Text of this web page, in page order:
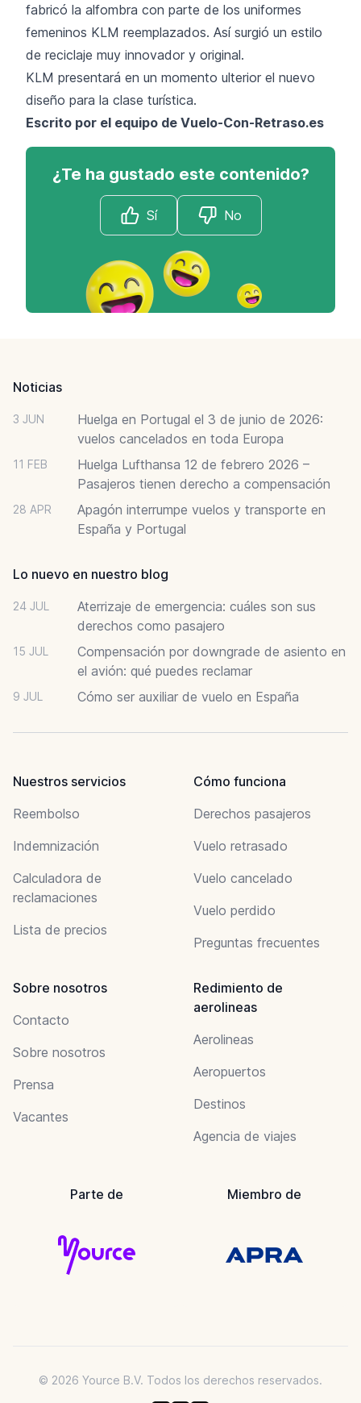
fabricó la alfombra con parte de los uniformes
femeninos KLM reemplazados. Así surgió un estilo
de reciclaje muy innovador y original.
KLM presentará en un momento ulterior el nuevo
diseño para la clase turística.
Escrito por el equipo de Vuelo-Con-Retraso.es
¿Te ha gustado este contenido?
Sí No
Noticias
3 JUN
Huelga en Portugal el 3 de junio de 2026:
vuelos cancelados en toda Europa
11 FEB
Huelga Lufthansa 12 de febrero 2026 –
Pasajeros tienen derecho a compensación
28 APR
Apagón interrumpe vuelos y transporte en
España y Portugal
Lo nuevo en nuestro blog
24 JUL
Aterrizaje de emergencia: cuáles son sus
derechos como pasajero
15 JUL
Compensación por downgrade de asiento en
el avión: qué puedes reclamar
9 JUL Cómo ser auxiliar de vuelo en España
Nuestros servicios
Reembolso
Indemnización
Calculadora de
reclamaciones
Lista de precios
Cómo funciona
Derechos pasajeros
Vuelo retrasado
Vuelo cancelado
Vuelo perdido
Preguntas frecuentes
Sobre nosotros
Contacto
Sobre nosotros
Prensa
Vacantes
Redimiento de
aerolineas
Aerolineas
Aeropuertos
Destinos
Agencia de viajes
Parte de Miembro de
© 2026 Yource B.V. Todos los derechos reservados.